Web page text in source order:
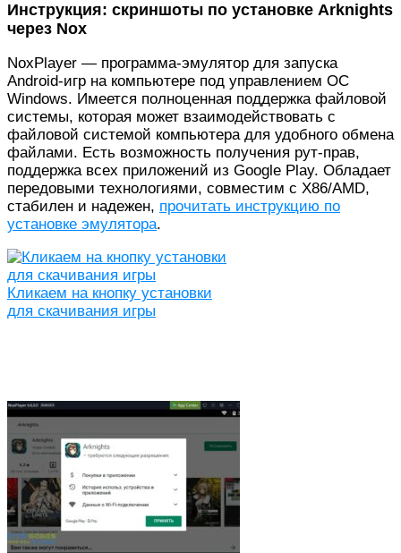
Инструкция: скриншоты по установке Arknights
через Nox
NoxPlayer — программа-эмулятор для запуска
Android-игр на компьютере под управлением ОС
Windows. Имеется полноценная поддержка файловой
системы, которая может взаимодействовать с
файловой системой компьютера для удобного обмена
файлами. Есть возможность получения рут-прав,
поддержка всех приложений из Google Play. Обладает
передовыми технологиями, совместим с X86/AMD,
стабилен и надежен, прочитать инструкцию по
установке эмулятора.
Кликаем на кнопку установки
для скачивания игры